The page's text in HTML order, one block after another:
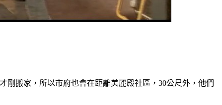
剛搬家，所以市府也會在距離美麗殿社區，30公尺外，他們